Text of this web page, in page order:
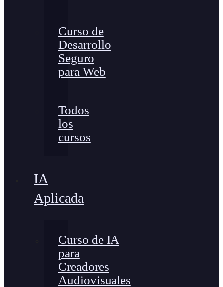
Curso de
Desarrollo
Seguro
para Web
Todos
los
cursos
IA
Aplicada
Curso de IA
para
Creadores
Audiovisuales